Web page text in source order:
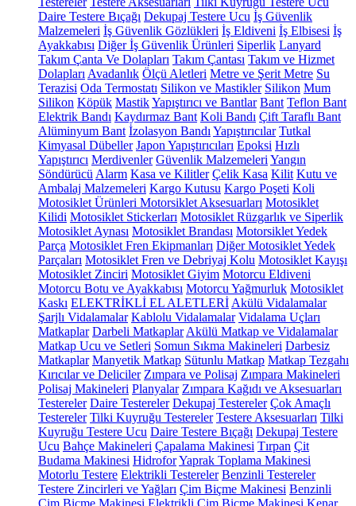
Daire Testere Bıçağı Dekupaj Testere Ucu İş Güvenlik
Malzemeleri İş Güvenlik Gözlükleri İş Eldiveni İş Elbisesi İş
Ayakkabısı Diğer İş Güvenlik Ürünleri Siperlik Lanyard
Takım Çanta Ve Dolapları Takım Çantası Takım ve Hizmet
Dolapları Avadanlık Ölçü Aletleri Metre ve Şerit Metre Su
Terazisi Oda Termostatı Silikon ve Mastikler Silikon Mum
Silikon Köpük MastikYapıştırıcı ve Bantlar Bant Teflon Bant
Elektrik Bandı Kaydırmaz Bant Koli Bandı Çift Taraflı Bant
Alüminyum Bant İzolasyon Bandı Yapıştırıcılar Tutkal
Kimyasal Dübeller Japon Yapıştırıcıları Epoksi Hızlı
Yapıştırıcı Merdivenler Güvenlik Malzemeleri Yangın
Söndürücü Alarm Kasa ve Kilitler Çelik Kasa Kilit Kutu ve
Ambalaj Malzemeleri Kargo Kutusu Kargo Poşeti Koli
Motosiklet Ürünleri Motorsiklet Aksesuarları Motosiklet
Kilidi Motosiklet Stickerları Motosiklet Rüzgarlık ve Siperlik
Motosiklet Aynası Motosiklet Brandası Motorsiklet Yedek
Parça Motosiklet Fren Ekipmanları Diğer Motosiklet Yedek
Parçaları Motosiklet Fren ve Debriyaj Kolu Motosiklet Kayışı
Motosiklet Zinciri Motosiklet Giyim Motorcu Eldiveni
Motorcu Botu ve Ayakkabısı Motorcu Yağmurluk Motosiklet
Kaskı ELEKTRİKLİ EL ALETLERİ Akülü Vidalamalar
Şarjlı Vidalamalar Kablolu Vidalamalar Vidalama Uçları
Matkaplar Darbeli Matkaplar Akülü Matkap ve Vidalamalar
Matkap Ucu ve Setleri Somun Sıkma Makineleri Darbesiz
Matkaplar Manyetik Matkap Sütunlu Matkap Matkap Tezgahı
Kırıcılar ve Deliciler Zımpara ve Polisaj Zımpara Makineleri
Polisaj Makineleri Planyalar Zımpara Kağıdı ve Aksesuarları
Testereler Daire Testereler Dekupaj Testereler Çok Amaçlı
Testereler Tilki Kuyruğu Testereler Testere Aksesuarları Tilki
Kuyruğu Testere Ucu Daire Testere Bıçağı Dekupaj Testere
Ucu Bahçe Makineleri Çapalama Makinesi Tırpan Çit
Budama Makinesi HidroforYaprak Toplama Makinesi
Motorlu Testere Elektrikli Testereler Benzinli Testereler
Testere Zincirleri ve Yağları Çim Biçme Makinesi Benzinli
Çim Biçme Makinesi Elektrikli Çim Biçme Makinesi Kenar